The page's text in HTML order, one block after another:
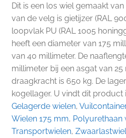
Dit is een los wiel gemaakt
van de velg is gietijzer (RAL
loopvlak PU (RAL 1005
heeft een diameter van 175
van 40 millimeter. De
millimeter bij een asgat van 25
draagkracht is 650 kg. De
kogellager. U vindt dit product
Gelagerde wielen,
Wielen 175 mm, Polyurethaan
Transportwielen,